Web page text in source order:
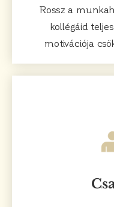
Rossz a
kollégáid
motivációja